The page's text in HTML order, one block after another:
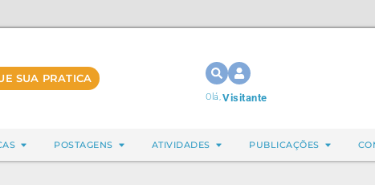
SUA PRATICA
Olá,Visitante
POSTAGENS ATIVIDADES PUBLICAÇÕES